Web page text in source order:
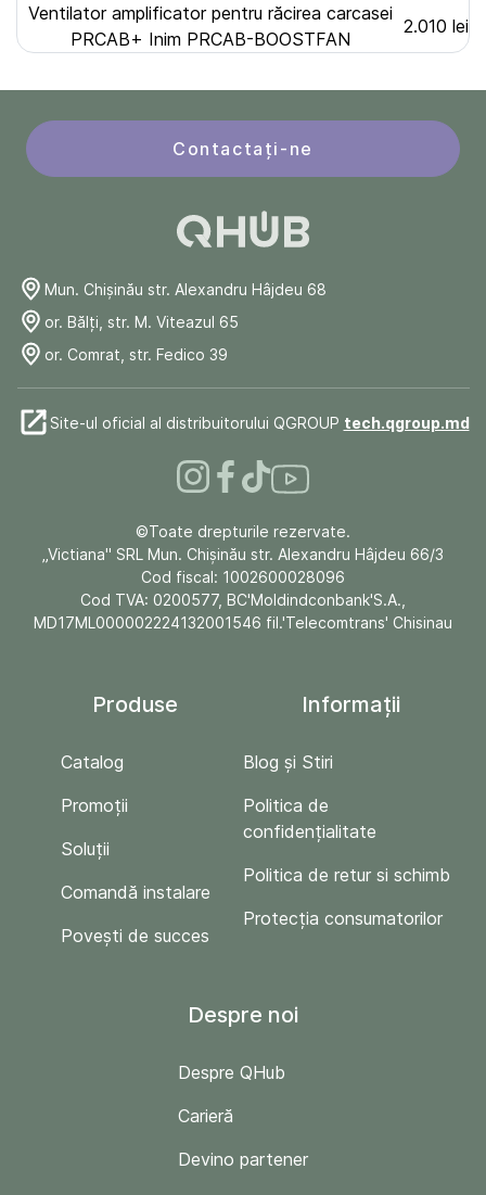
Ventilator amplificator pentru răcirea carcasei
PRCAB+ Inim PRCAB-BOOSTFAN
2.010 lei
Contactați-ne
Mun. Chişinău str. Alexandru Hâjdeu 68
or. Bălți, str. M. Viteazul 65
or. Comrat, str. Fedico 39
Site-ul oficial al distribuitorului QGROUP tech.qgroup.md
©Toate drepturile rezervate.
„Victiana" SRL Mun. Chişinău str. Alexandru Hâjdeu 66/3
Cod fiscal: 1002600028096
Cod TVA: 0200577, BC'Moldindconbank'S.A.,
MD17ML000002224132001546 fil.'Telecomtrans' Chisinau
Produse
Catalog
Promoții
Soluții
Comandă instalare
Povești de succes
Informații
Blog și Stiri
Politica de
confidențialitate
Politica de retur si schimb
Protecția consumatorilor
Despre noi
Despre QHub
Carieră
Devino partener